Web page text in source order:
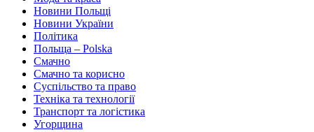
Новини Польщі
Новини України
Політика
Польща – Polska
Смачно
Смачно та корисно
Суспільство та право
Техніка та технології
Транспорт та логістика
Угорщина